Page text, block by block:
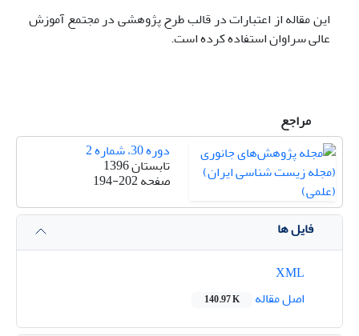
این مقاله از اعتبارات در قالب طرح پژوهشی در مجتمع آموزش
عالی سراوان استفاده کرده است.
مراجع
دوره 30، شماره 2
تابستان 1396
صفحه194-202
فایل ها
اصل مقاله
140.97 K